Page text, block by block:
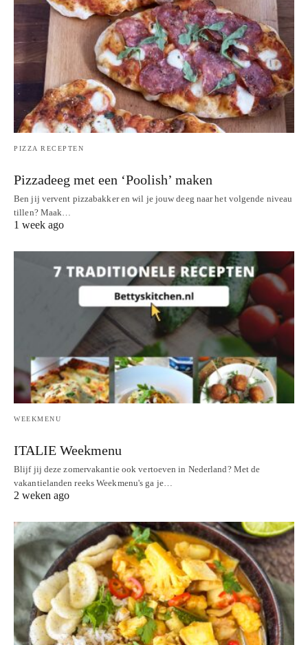
PIZZA RECEPTEN
Pizzadeeg met een ‘Poolish’ maken
Ben jij vervent pizzabakker en wil je jouw deeg naar het volgende niveau
tillen? Maak…
1 week ago
WEEKMENU
ITALIE Weekmenu
Blijf jij deze zomervakantie ook vertoeven in Nederland? Met de
vakantielanden reeks Weekmenu's ga je…
2 weken ago